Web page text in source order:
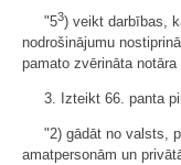
"53) veikt darbības,
nodrošinājumu
pamato zvērināta
3. Izteikt 66. panta
"2) gādāt no valsts,
amatpersonām un